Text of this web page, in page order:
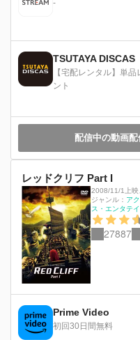
-
TSUTAYA DISCAS
【宅配レンタル】単
ント
配信中の動画
レッドクリフ Part I
2008/11/1上映
ジャンル： ア
ス・エンタテ
27887
Prime Video
初回30日間無料